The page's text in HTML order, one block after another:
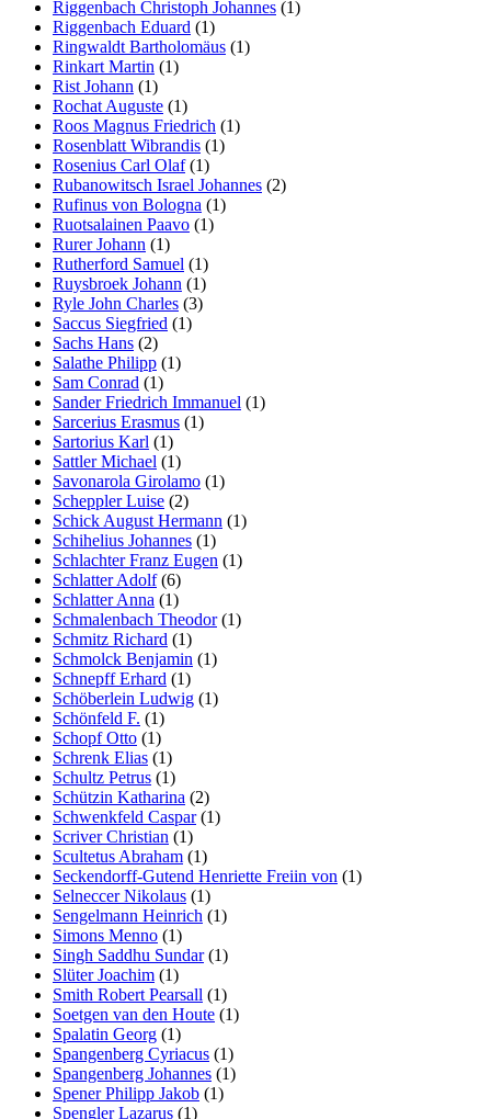
Riggenbach Christoph Johannes (1)
Riggenbach Eduard (1)
Ringwaldt Bartholomäus (1)
Rinkart Martin (1)
Rist Johann (1)
Rochat Auguste (1)
Roos Magnus Friedrich (1)
Rosenblatt Wibrandis (1)
Rosenius Carl Olaf(1)
Rubanowitsch Israel Johannes (2)
Rufinus von Bologna (1)
Ruotsalainen Paavo (1)
Rurer Johann (1)
Rutherford Samuel (1)
Ruysbroek Johann (1)
Ryle John Charles (3)
Saccus Siegfried (1)
Sachs Hans (2)
Salathe Philipp (1)
Sam Conrad (1)
Sander Friedrich Immanuel (1)
Sarcerius Erasmus (1)
Sartorius Karl (1)
Sattler Michael (1)
Savonarola Girolamo (1)
Scheppler Luise (2)
Schick August Hermann (1)
Schihelius Johannes (1)
Schlachter Franz Eugen (1)
Schlatter Adolf(6)
Schlatter Anna (1)
Schmalenbach Theodor(1)
Schmitz Richard (1)
Schmolck Benjamin (1)
Schnepff Erhard (1)
Schöberlein Ludwig (1)
Schönfeld F. (1)
Schopf Otto (1)
Schrenk Elias (1)
Schultz Petrus (1)
Schützin Katharina (2)
Schwenkfeld Caspar(1)
Scriver Christian (1)
Scultetus Abraham (1)
Seckendorff-Gutend Henriette Freiin von (1)
Selneccer Nikolaus (1)
Sengelmann Heinrich (1)
Simons Menno (1)
Singh Saddhu Sundar(1)
Slüter Joachim (1)
Smith Robert Pearsall (1)
Soetgen van den Houte (1)
Spalatin Georg (1)
Spangenberg Cyriacus (1)
Spangenberg Johannes (1)
Spener Philipp Jakob (1)
Spengler Lazarus (1)